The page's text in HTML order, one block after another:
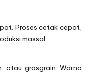
Proses cetak cepat,
massal.
atau grosgrain. Warna